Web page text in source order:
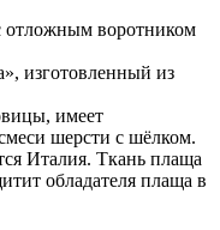
отложным воротником
изготовленный из
имеет
шерсти с шёлком.
Италия. Ткань плаща
обладателя плаща в